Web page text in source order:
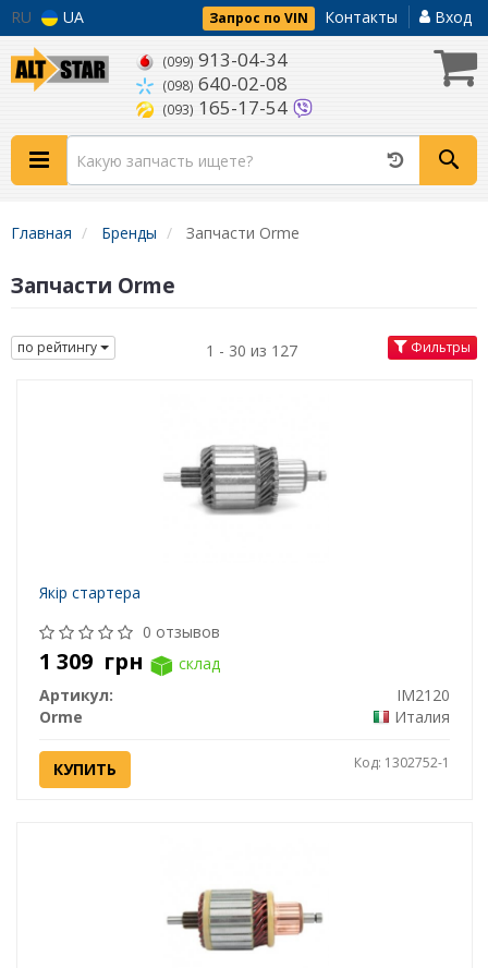
RU UA Запрос по VIN Контакты Вход
(099) 913-04-34
(098) 640-02-08
(093) 165-17-54
Главная Бренды Запчасти Orme
Запчасти Orme
по рейтингу 1 - 30 из 127 Фильтры
Якір стартера
0 отзывов
1 309 грн
склад
Артикул:
IM2120
Orme
Италия
КУПИТЬ Код: 1302752-1